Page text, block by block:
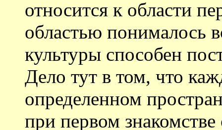
относится к области
областью понималось
культуры способен
Дело тут в том, что
определенном
при первом